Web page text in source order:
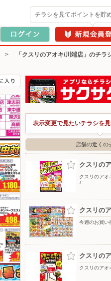
チラシを見てポイントを貯
>
「クスリのアオキ/川端店」のチラ
表示変更で見たいチラシを見
店舗の近くの
クスリの
クスリのアオ
♪
クスリの
今週のお買い
クスリの
クスリのア